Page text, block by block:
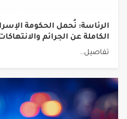
الرئاسة: نُحمل الحكومة
الكاملة عن الجرائم
تفاصيل..